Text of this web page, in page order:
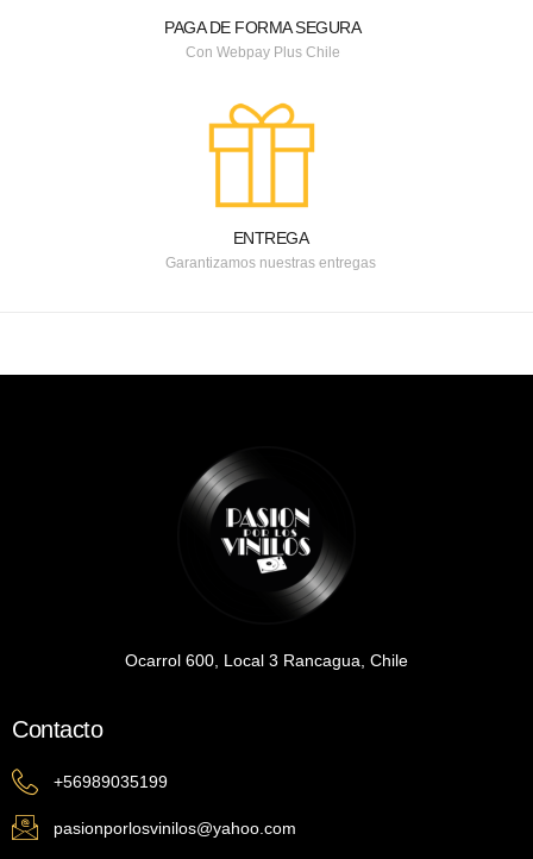
PAGA DE FORMA SEGURA
Con Webpay Plus Chile
ENTREGA
Garantizamos nuestras entregas
Ocarrol 600, Local 3 Rancagua, Chile
Contacto
+56989035199
pasionporlosvinilos@yahoo.com